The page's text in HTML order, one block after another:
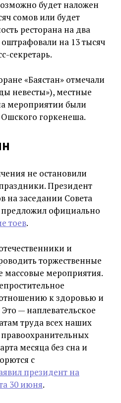
будет наложен
сомов или будет
ресторана на два
на 13 тысяч
секретарь.
«Баястан» отмечали
невесты»), местные
мероприятии были
горкенеша.
не остановили
Президент
на заседании Совета
предложил официально
тоев.
и
торжественные
массовые мероприятия.
к здоровью и
— наплевательское
труда всех наших
месяца без сна и
с
президент на
30 июня.